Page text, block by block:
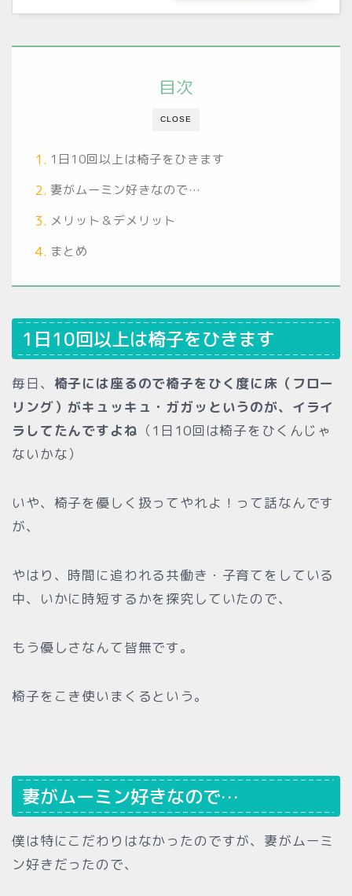
CLOSE
目次
1日10回以上は椅子をひきます
妻がムーミン好きなので…
メリット＆デメリット
まとめ
1日10回以上は椅子をひきます
毎日、 椅子には座るので椅子をひく度に床（フロー
リング）がキュッキュ・ガガッというのが、イライ
ラしてたんですよね （1日10回は椅子をひくんじゃ
ないかな）
いや、椅子を優しく扱ってやれよ！って話なんです
が、
やはり、時間に追われる共働き・子育てをしている
中、いかに時短するかを探究していたので、
もう優しさなんて皆無です。
椅子をこき使いまくるという。
妻がムーミン好きなので…
僕は特にこだわりはなかったのですが、妻がムーミ
ン好きだったので、